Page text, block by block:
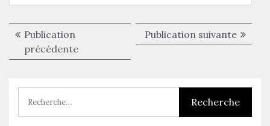
Navigation
de
Publication
précédentePublication
précédente :
Publication suivante